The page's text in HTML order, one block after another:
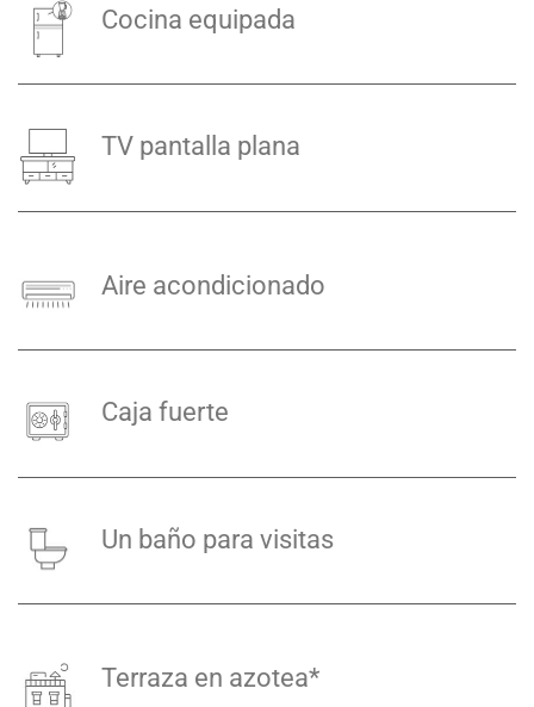
Cocina equipada
TV pantalla plana
Aire acondicionado
Caja fuerte
Un baño para visitas
Terraza en azotea*